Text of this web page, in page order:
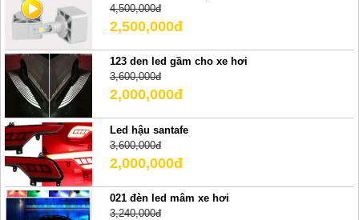
4,500,000đ
2,500,000đ
123 den led gầm cho xe hơi
3,600,000đ
2,000,000đ
Led hậu santafe
3,600,000đ
2,000,000đ
021 đèn led mâm xe hơi
3,240,000đ